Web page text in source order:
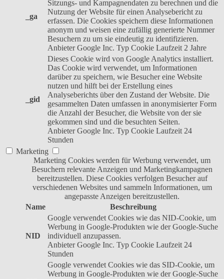
_ga
Sitzungs- und Kampagnendaten zu berechnen und die
Nutzung der Website für einen Analysebericht zu
erfassen. Die Cookies speichern diese Informationen
anonym und weisen eine zufällig generierte Nummer
Besuchern zu um sie eindeutig zu identifizieren.
Anbieter Google Inc. Typ Cookie Laufzeit 2 Jahre
_gid
Dieses Cookie wird von Google Analytics installiert.
Das Cookie wird verwendet, um Informationen
darüber zu speichern, wie Besucher eine Website
nutzen und hilft bei der Erstellung eines
Analyseberichts über den Zustand der Website. Die
gesammelten Daten umfassen in anonymisierter Form
die Anzahl der Besucher, die Website von der sie
gekommen sind und die besuchten Seiten.
Anbieter Google Inc. Typ Cookie Laufzeit 24
Stunden
Marketing
Marketing Cookies werden für Werbung verwendet, um
Besuchern relevante Anzeigen und Marketingkampagnen
bereitzustellen. Diese Cookies verfolgen Besucher auf
verschiedenen Websites und sammeln Informationen, um
angepasste Anzeigen bereitzustellen.
Name
Beschreibung
NID
Google verwendet Cookies wie das NID-Cookie, um
Werbung in Google-Produkten wie der Google-Suche
individuell anzupassen.
Anbieter Google Inc. Typ Cookie Laufzeit 24
Stunden
Google verwendet Cookies wie das SID-Cookie, um
Werbung in Google-Produkten wie der Google-Suche